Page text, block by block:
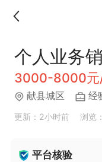
个人业务
3000-8000元/
献县城区 经
更新：2小时前 浏览
平台核验